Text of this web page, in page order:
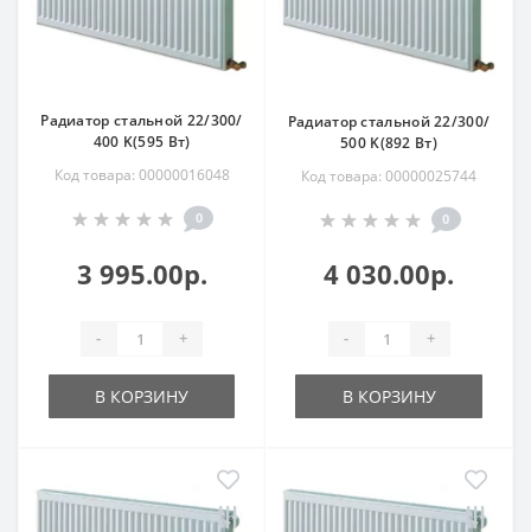
Радиатор стальной 22/300/
400 K(595 Вт)
Код товара: 00000016048
0
3 995.00р.
- +
В КОРЗИНУ
Радиатор стальной 22/300/
500 K(892 Вт)
Код товара: 00000025744
0
4 030.00р.
- +
В КОРЗИНУ